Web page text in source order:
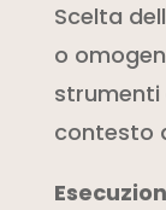
Scelta
o
strumenti
contesto